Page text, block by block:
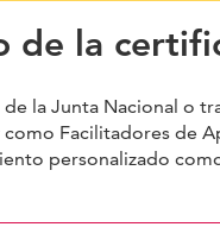
de la
la Junta Nacional o
Facilitadores de
personalizado